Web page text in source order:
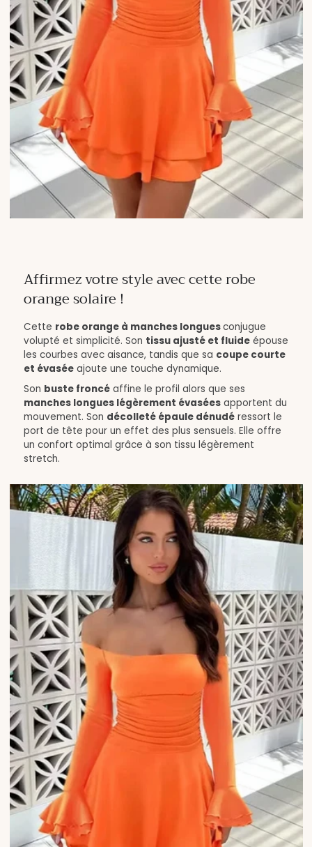
Affirmez votre style avec cette robe
orange solaire !
Cette robe orange à manches longuesconjugue
volupté et simplicité. Son tissu ajusté et fluideépouse
les courbes avec aisance, tandis que sa coupe courte
et évaséeajoute une touche dynamique.
Son buste froncéaffine le profil alors que ses
manches longues légèrement évaséesapportent du
mouvement. Son décolleté épaule dénudéressort le
port de tête pour un effet des plus sensuels. Elle offre
un confort optimal grâce à son tissu légèrement
stretch.